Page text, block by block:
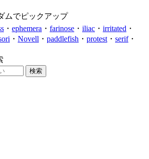
ムでピックアップ
・ ephemera ・ farinose ・ iliac ・ irritated ・
・ Novell ・ paddlefish ・ protest ・ serif・